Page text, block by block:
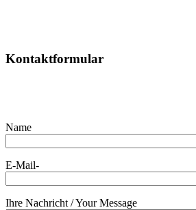
Kontaktformular
Name
E-Mail-
Ihre Nachricht / Your Message